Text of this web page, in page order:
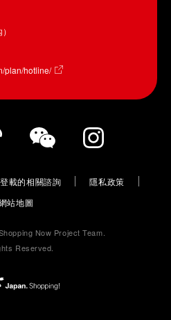
plan/hotline/
載的相關諮詢
隱私政策
站地圖
Now Project Team.
Reserved.